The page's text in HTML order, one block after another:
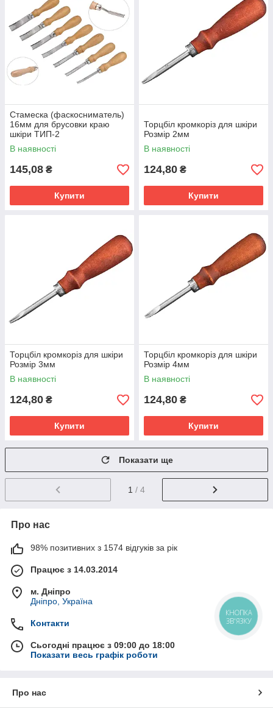
Стамеска (фаскосниматель)
16мм для брусовки краю
шкіри ТИП-2
В наявності
145,08 ₴
Купити
Торцбіл кромкоріз для шкіри
Розмір 2мм
В наявності
124,80 ₴
Купити
Торцбіл кромкоріз для шкіри
Розмір 3мм
В наявності
124,80 ₴
Купити
Торцбіл кромкоріз для шкіри
Розмір 4мм
В наявності
124,80 ₴
Купити
Показати ще
1 / 4
Про нас
98% позитивних з 1574 відгуків за рік
Працює з 14.03.2014
м. Дніпро
Дніпро, Україна
Контакти
Сьогодні працює з 09:00 до 18:00
Показати весь графік роботи
Про нас
КНОПКА
ЗВ'ЯЗКУ